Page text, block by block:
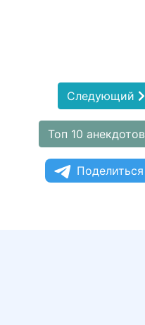
Следующий
Топ 10 анекдотов
Поделиться